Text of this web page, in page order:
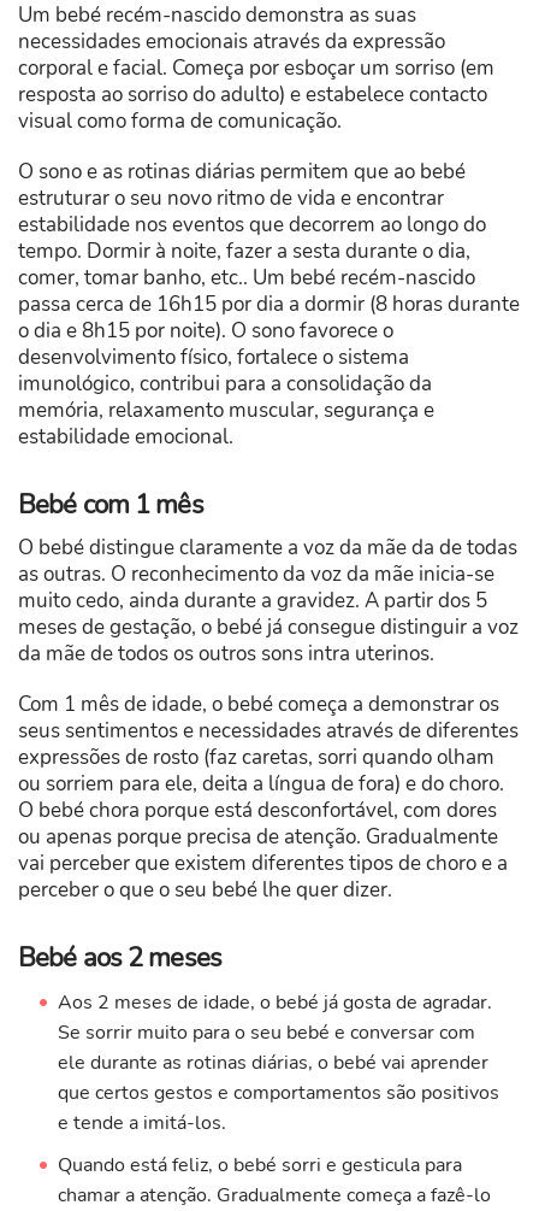
Um bebé recém-nascido demonstra as suas
necessidades emocionais através da expressão
corporal e facial. Começa por esboçar um sorriso (em
resposta ao sorriso do adulto) e estabelece contacto
visual como forma de comunicação.
O sono e as rotinas diárias permitem que ao bebé
estruturar o seu novo ritmo de vida e encontrar
estabilidade nos eventos que decorrem ao longo do
tempo. Dormir à noite, fazer a sesta durante o dia,
comer, tomar banho, etc.. Um bebé recém-nascido
passa cerca de 16h15 por dia a dormir (8 horas durante
o dia e 8h15 por noite). O sono favorece o
desenvolvimento físico, fortalece o sistema
imunológico, contribui para a consolidação da
memória, relaxamento muscular, segurança e
estabilidade emocional.
Bebé com 1 mês
O bebé distingue claramente a voz da mãe da de todas
as outras. O reconhecimento da voz da mãe inicia-se
muito cedo, ainda durante a gravidez. A partir dos 5
meses de gestação, o bebé já consegue distinguir a voz
da mãe de todos os outros sons intra uterinos.
Com 1 mês de idade, o bebé começa a demonstrar os
seus sentimentos e necessidades através de diferentes
expressões de rosto (faz caretas, sorri quando olham
ou sorriem para ele, deita a língua de fora) e do choro.
O bebé chora porque está desconfortável, com dores
ou apenas porque precisa de atenção. Gradualmente
vai perceber que existem diferentes tipos de choro e a
perceber o que o seu bebé lhe quer dizer.
Bebé aos 2 meses
Aos 2 meses de idade, o bebé já gosta de agradar.
Se sorrir muito para o seu bebé e conversar com
ele durante as rotinas diárias, o bebé vai aprender
que certos gestos e comportamentos são positivos
e tende a imitá-los.
Quando está feliz, o bebé sorri e gesticula para
chamar a atenção. Gradualmente começa a fazê-lo